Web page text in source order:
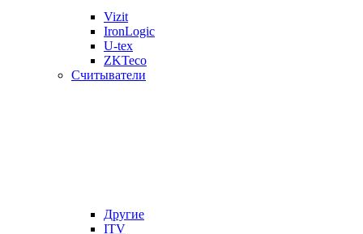
Vizit
IronLogic
U-tex
ZKTeco
Считыватели
Другие
ITV